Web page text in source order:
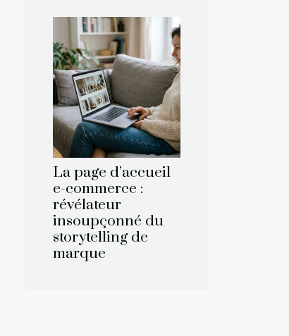
La page d’accueil
e-commerce :
révélateur
insoupçonné du
storytelling de
marque